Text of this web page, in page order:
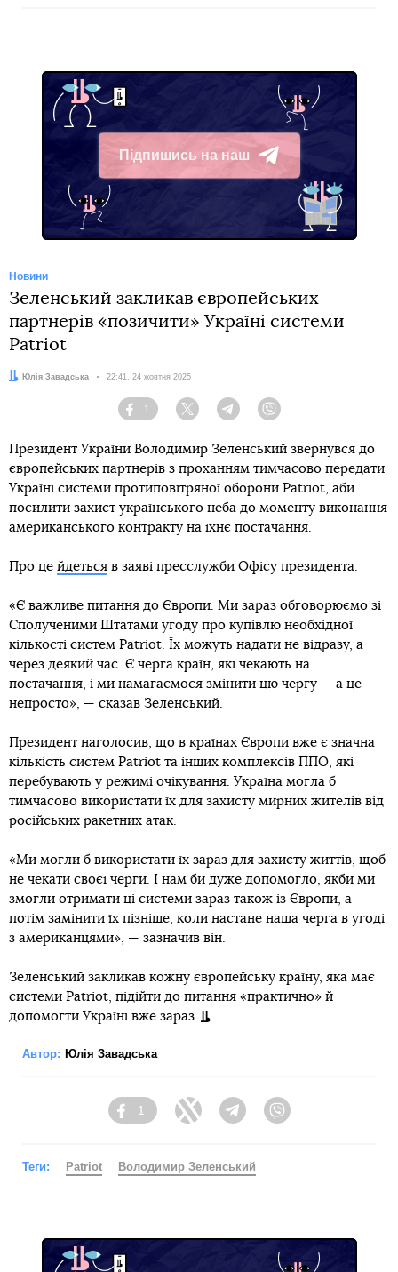
Підпишись на наш
Telegram
Новини
Зеленський закликав європейських
партнерів «позичити» Україні системи
Patriot
Автор:Юлія Завадська Дата:
22:41, 24 жовтня 2025
Facebook
1
Twitter TelegramViber
Президент України Володимир Зеленський звернувся до
європейських партнерів з проханням тимчасово передати
Україні системи протиповітряної оборони Patriot, аби
посилити захист українського неба до моменту виконання
американського контракту на їхнє постачання.
Про це йдеться в заяві пресслужби Офісу президента.
«Є важливе питання до Європи. Ми зараз обговорюємо зі
Сполученими Штатами угоду про купівлю необхідної
кількості систем Patriot. Їх можуть надати не відразу, а
через деякий час. Є черга країн, які чекають на
постачання, і ми намагаємося змінити цю чергу — а це
непросто», — сказав Зеленський.
Президент наголосив, що в країнах Європи вже є значна
кількість систем Patriot та інших комплексів ППО, які
перебувають у режимі очікування. Україна могла б
тимчасово використати їх для захисту мирних жителів від
російських ракетних атак.
«Ми могли б використати їх зараз для захисту життів, щоб
не чекати своєї черги. І нам би дуже допомогло, якби ми
змогли отримати ці системи зараз також із Європи, а
потім замінити їх пізніше, коли настане наша черга в угоді
з американцями», — зазначив він.
Зеленський закликав кожну європейську країну, яка має
системи Patriot, підійти до питання «практично» й
допомогти Україні вже зараз.
Автор: Юлія Завадська
Facebook
1
Twitter Telegram
Теги: Patriot Володимир Зеленський